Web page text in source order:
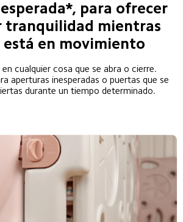
para ofrecer
tranquilidad mientras
está en movimiento
en cualquier cosa que se abra o cierre.
aperturas inesperadas o puertas que se
durante un tiempo determinado.